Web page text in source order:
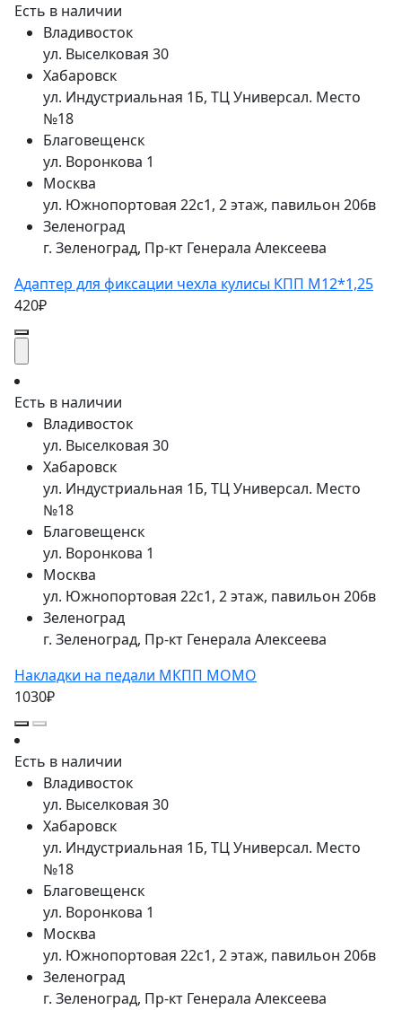
Есть в наличии
Владивосток
ул. Выселковая 30
Хабаровск
ул. Индустриальная 1Б, ТЦ Универсал. Место
№18
Благовещенск
ул. Воронкова 1
Москва
ул. Южнопортовая 22с1, 2 этаж, павильон 206в
Зеленоград
г. Зеленоград, Пр-кт Генерала Алексеева
Адаптер для фиксации чехла кулисы КПП М12*1,25
420₽
Есть в наличии
Владивосток
ул. Выселковая 30
Хабаровск
ул. Индустриальная 1Б, ТЦ Универсал. Место
№18
Благовещенск
ул. Воронкова 1
Москва
ул. Южнопортовая 22с1, 2 этаж, павильон 206в
Зеленоград
г. Зеленоград, Пр-кт Генерала Алексеева
Накладки на педали МКПП MOMO
1030₽
Есть в наличии
Владивосток
ул. Выселковая 30
Хабаровск
ул. Индустриальная 1Б, ТЦ Универсал. Место
№18
Благовещенск
ул. Воронкова 1
Москва
ул. Южнопортовая 22с1, 2 этаж, павильон 206в
Зеленоград
г. Зеленоград, Пр-кт Генерала Алексеева